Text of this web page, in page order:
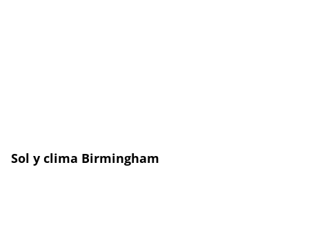
Sol y clima Birmingham